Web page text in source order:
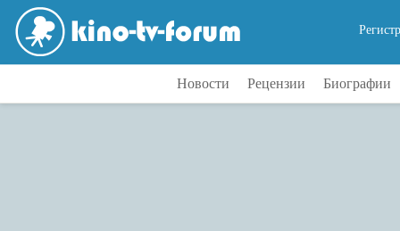
Новости Рецензии Биографии